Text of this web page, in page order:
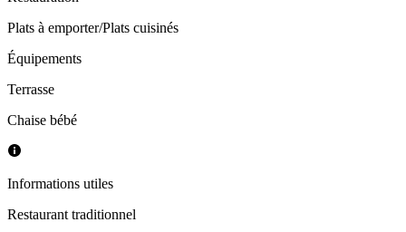
Plats à emporter/Plats cuisinés
Équipements
Terrasse
Chaise bébé
Informations utiles
Restaurant traditionnel